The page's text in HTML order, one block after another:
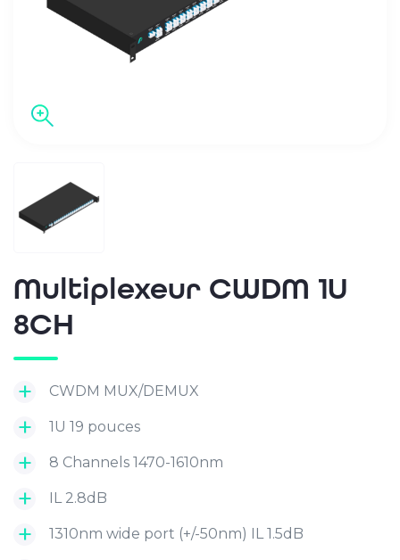
Multiplexeur CWDM 1U
8CH
CWDM MUX/DEMUX
1U 19 pouces
8 Channels 1470-1610nm
IL 2.8dB
1310nm wide port (+/-50nm) IL 1.5dB